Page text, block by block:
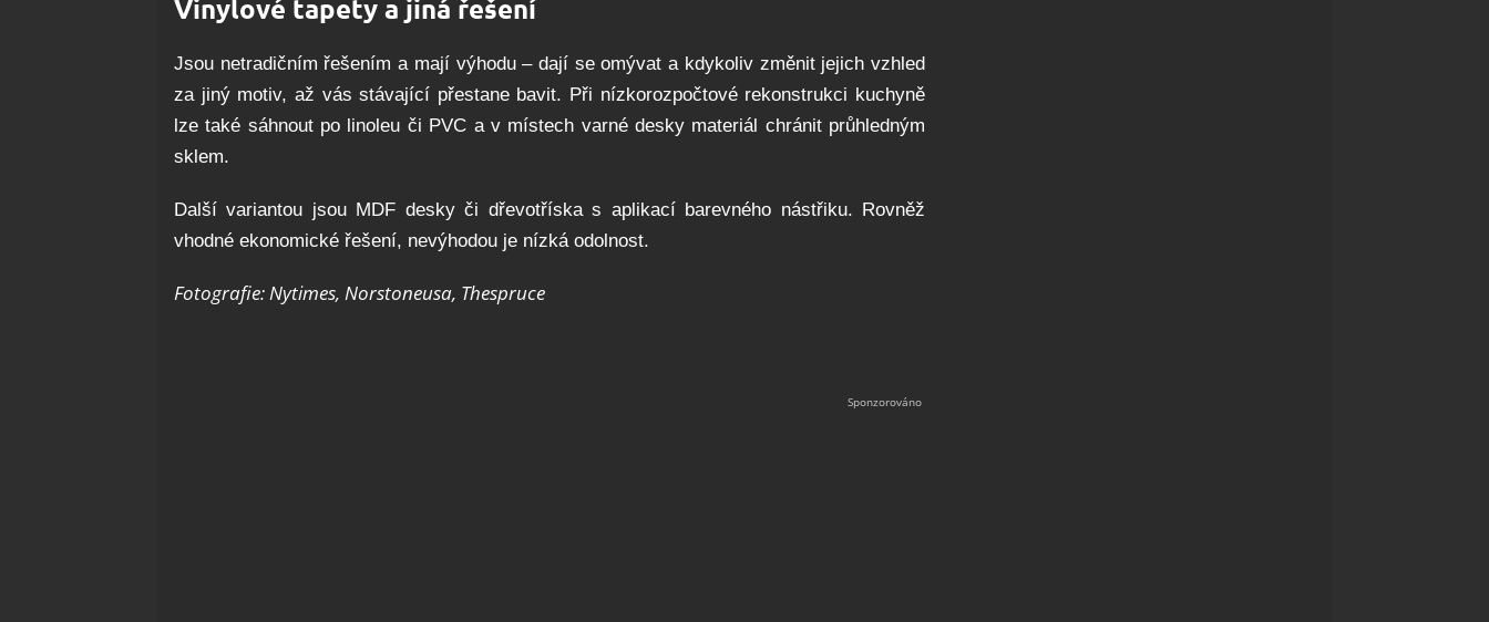
Vinylové tapety a jiná řešení
Jsou netradičním řešením a mají výhodu – dají se omývat a kdykoliv změnit jejich vzhled
za jiný motiv, až vás stávající přestane bavit. Při nízkorozpočtové rekonstrukci kuchyně
lze také sáhnout po linoleu či PVC a v místech varné desky materiál chránit průhledným
sklem.
Další variantou jsou MDF desky či dřevotříska s aplikací barevného nástřiku. Rovněž
vhodné ekonomické řešení, nevýhodou je nízká odolnost.
Fotografie: Nytimes, Norstoneusa, Thespruce